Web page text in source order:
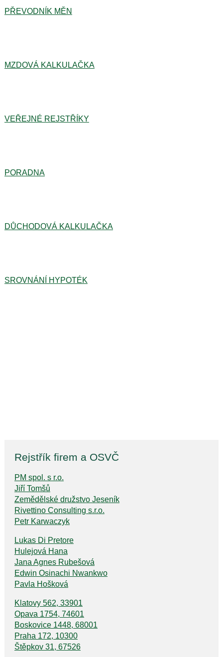
PŘEVODNÍK MĚN
MZDOVÁ KALKULAČKA
VEŘEJNÉ REJSTŘÍKY
PORADNA
DŮCHODOVÁ KALKULAČKA
SROVNÁNÍ HYPOTÉK
Rejstřík firem a OSVČ
PM spol. s r.o.
Jiří Tomšů
Zemědělské družstvo Jeseník
Rivettino Consulting s.r.o.
Petr Karwaczyk
Lukas Di Pretore
Hulejová Hana
Jana Agnes Rubešová
Edwin Osinachi Nwankwo
Pavla Hošková
Klatovy 562, 33901
Opava 1754, 74601
Boskovice 1448, 68001
Praha 172, 10300
Štěpkov 31, 67526